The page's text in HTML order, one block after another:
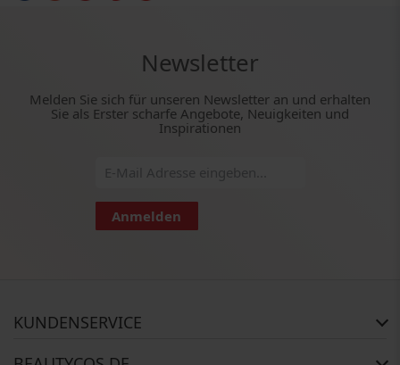
Newsletter
Melden Sie sich für unseren Newsletter an und erhalten
Sie als Erster scharfe Angebote, Neuigkeiten und
Inspirationen
Anmelden
KUNDENSERVICE